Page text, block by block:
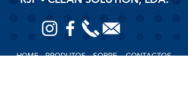
HOMEPRODUTOSSOBRE CONTACTOS